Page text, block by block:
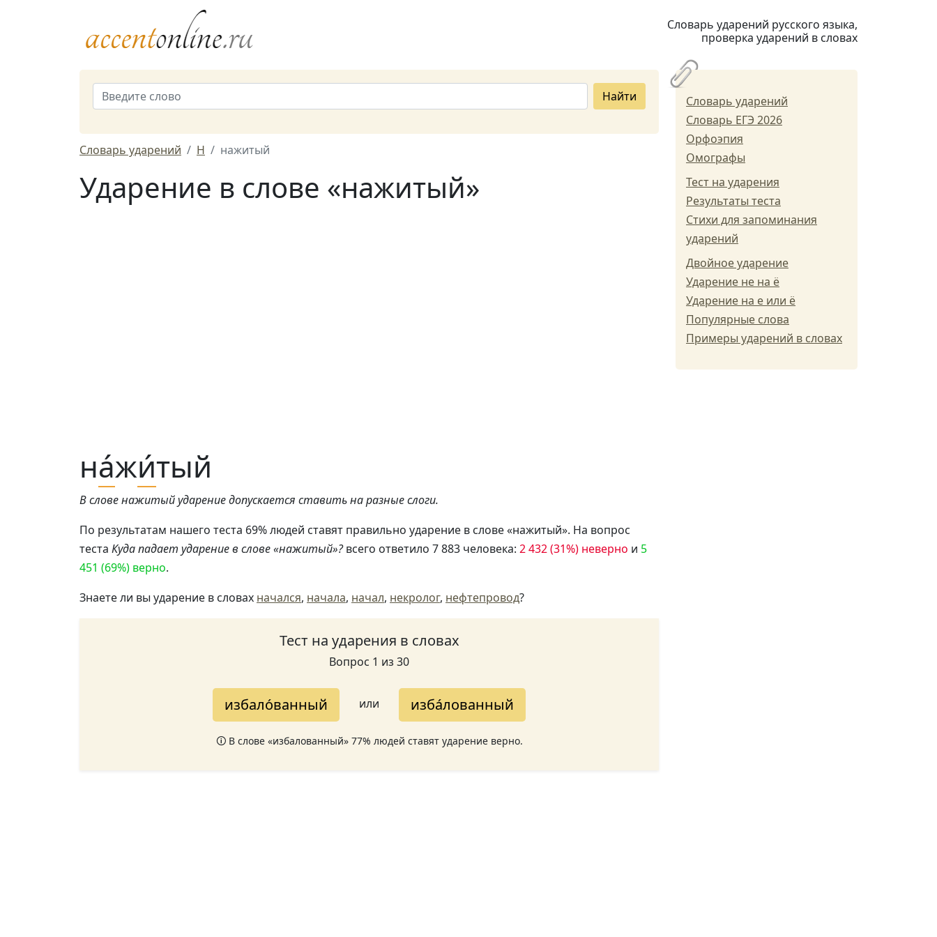
Словарь ударений русского языка,
проверка ударений в словах
Найти
Словарь ударений Н нажитый
Ударение в слове «нажитый»
на́жи́тый
В слове нажитый ударение допускается ставить на разные слоги.
По результатам нашего теста 69% людей ставят правильно ударение в слове «нажитый». На вопрос
теста Куда падает ударение в слове «нажитый»?всего ответило 7 883 человека: 2 432 (31%) неверно и 5
451 (69%) верно.
Знаете ли вы ударение в словах начался, начала, начал, некролог, нефтепровод?
Тест на ударения в словах
Вопрос 1 из 30
избало́ванный или изба́лованный
🛈 В слове «избалованный» 77% людей ставят ударение верно.
Словарь ударений
Словарь ЕГЭ 2026
Орфоэпия
Омографы
Тест на ударения
Результаты теста
Стихи для запоминания
ударений
Двойное ударение
Ударение не на ё
Ударение на е или ё
Популярные слова
Примеры ударений в словах